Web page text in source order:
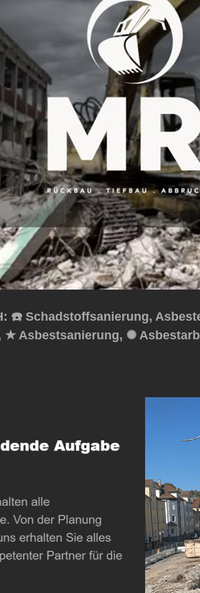
☎️ Schadstoffsanierung,
★ Asbestsanierung, ✺